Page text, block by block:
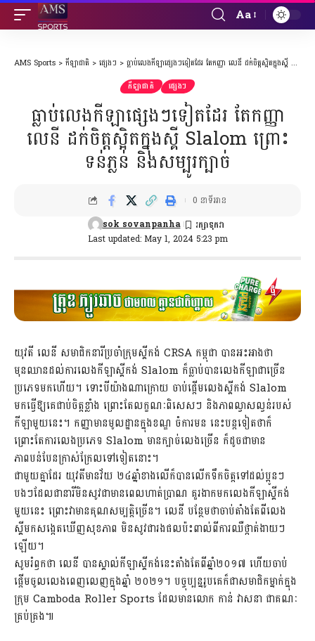
Font
Aa
AMS Sports > កីឡាជាតិ > ផ្សេងៗ > ធ្លាប់លេងកីឡាផ្សេងៗទៀតដែរ តែកញ្ញា លេនី ដក់ចិត្តស្អិតក្នុងស្គី Slalom ព្រោះទន់ភ្លន់ និងសម្បូរក្បាច់
កីឡាជាតិ ផ្សេងៗ
ធ្លាប់លេងកីឡាផ្សេងៗទៀតដែរ តែកញ្ញា
លេនី ដក់ចិត្តស្អិតក្នុងស្គី Slalom ព្រោះ
ទន់ភ្លន់ និងសម្បូរក្បាច់
Last updated: May 1, 2024 5:23 pm
sok sovanpanha
0 នាទីអាន
យុវតី លេនី សមាជិកនារីប្រចាំក្រុមស្គីកង់ CRSA កម្ពុជា បានអះអាងថា
មុនឈានដល់ការលេងកីឡាស្គីកង់ Slalom ក៏ធ្លាប់បានលេងកីឡាជាច្រើន
ប្រភេទមកហើយ។ ទោះបីយ៉ាងណាក្រោយ ចាប់ផ្តើមលេងស្គីកង់ Slalom
មកធ្វើឱ្យគេជាប់ចិត្តខ្លាំង ព្រោះតែលក្ខណៈពិសេសៗ និងភាព​ល្វាសល្វន់របស់
កីឡាមួយនេះ។ កញ្ញាមានមូលដ្ឋានក្នុងខណ្ឌ ចំការមន នេះបន្តទៀតថាក៏
ព្រោះតែការលេងប្រភេទ Slalom មានក្បាច់លេងច្រើន ក៏ដូចជាមាន
ភាពបន់បែនកា្រស់​ក្រែលទៅទៀតនោះ។
ជាមួយគ្នាដែរ យុវតីមានវ័យ ២៤ឆ្នាំខាងលើក៏បានលើកទឹកចិត្តទៅដល់ប្អូនៗ
បងៗដែលជានារីមិនសូវជាមានពេលហាត់ប្រាណ គួរងាកមកលេងកីឡាស្គីកង់
មួយនេះ ព្រោះវាមានគុណសម្បត្តិច្រើន។ លេនី បន្ថែមថាចាប់តាំងតែពីលេង
ស្គីមកសង្កេតឃើញសុខភាព មិនសូវជារងផលប៉ះពាល់ពីការឈឺថ្កាត់ងាយៗ
ឡើយ។
សូមរំឭកថា លេនី បានស្គាល់កីឡាស្គីកង់នេះតាំងតែពីឆ្នាំ២០១៧ ហើយចាប់់
ផ្តើមចូលលេងពេញលេញក្នុងឆ្នាំ ២០២១។ បច្ចុប្បន្នរូបគេក៏ជាសមាជិកម្នាក់ក្នុង
ក្រុម Camboda Roller Sports ដែលមានលោក កាន់ វាសនា ជាគណៈ
គ្រប់គ្រង៕